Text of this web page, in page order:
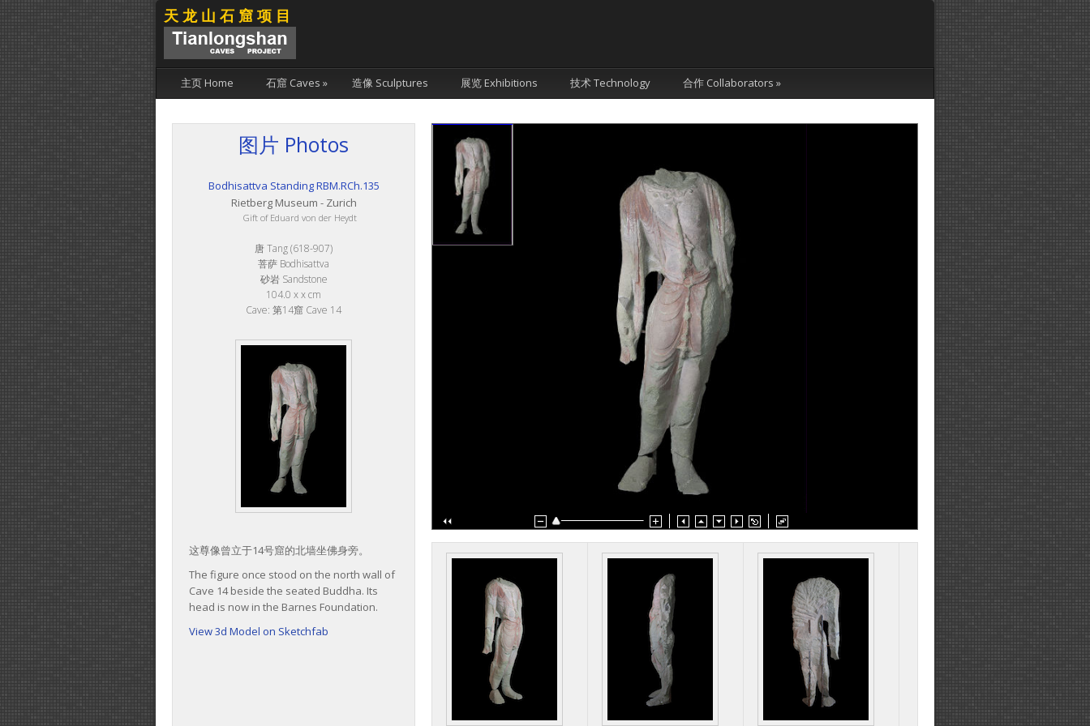
天龙山石窟项目
主页 Home 石窟 Caves » 造像 Sculptures 展览 Exhibitions 技术 Technology 合作 Collaborators »
图片 Photos
Bodhisattva Standing RBM.RCh.135
Rietberg Museum - Zurich
Gift of Eduard von der Heydt
唐 Tang (618-907)
菩萨 Bodhisattva
砂岩 Sandstone
104.0 x x cm
Cave: 第14窟 Cave 14
这尊像曾立于14号窟的北墙坐佛身旁。
The figure once stood on the north wall of
Cave 14 beside the seated Buddha. Its
head is now in the Barnes Foundation.
View 3d Model on Sketchfab